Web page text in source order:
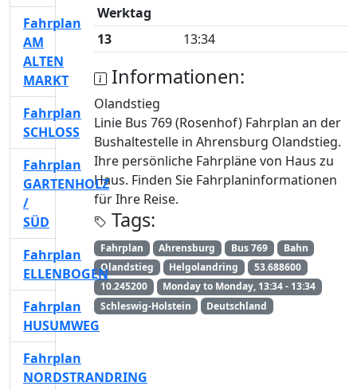
Werktag
13
13:34
Informationen:
Olandstieg
Linie Bus 769 (Rosenhof) Fahrplan an der
Bushaltestelle in Ahrensburg Olandstieg.
Ihre persönliche Fahrpläne von Haus zu
Haus. Finden Sie Fahrplaninformationen
für Ihre Reise.
Tags:
Fahrplan Ahrensburg Bus 769
Bahn
Olandstieg
Helgolandring
53.688600
10.245200
Monday to Monday, 13:34 - 13:34
Schleswig-Holstein
Deutschland
Fahrplan
AM
ALTEN
MARKT
Fahrplan
SCHLOSS
Fahrplan
GARTENHOLZ
/
SÜD
Fahrplan
ELLENBOGEN
Fahrplan
HUSUMWEG
Fahrplan
NORDSTRANDRING